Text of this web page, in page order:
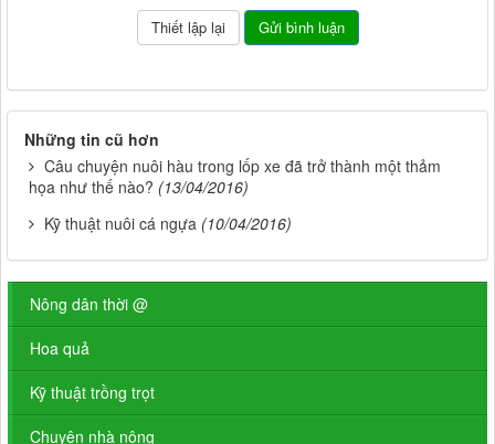
Những tin cũ hơn
Câu chuyện nuôi hàu trong lốp xe đã trở thành một thảm
họa như thế nào? (13/04/2016)
Kỹ thuật nuôi cá ngựa (10/04/2016)
Nông dân thời @
Hoa quả
Kỹ thuật trồng trọt
Chuyện nhà nông